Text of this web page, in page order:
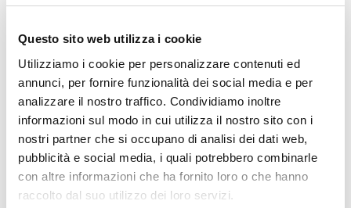
Questo sito web utilizza i cookie
Utilizziamo i cookie per personalizzare contenuti ed
annunci, per fornire funzionalità dei social media e per
analizzare il nostro traffico. Condividiamo inoltre
informazioni sul modo in cui utilizza il nostro sito con i
nostri partner che si occupano di analisi dei dati web,
pubblicità e social media, i quali potrebbero combinarle
con altre informazioni che ha fornito loro o che hanno
raccolto dal suo utilizzo dei loro servizi.
Rivoluzione phygital nel settore
culturale: i casi E-Migranti e
Picasso